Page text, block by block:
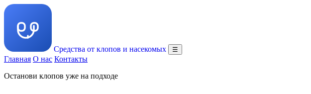
Средства от клопов и насекомых ☰
Главная О нас Контакты
Останови клопов уже на подходе